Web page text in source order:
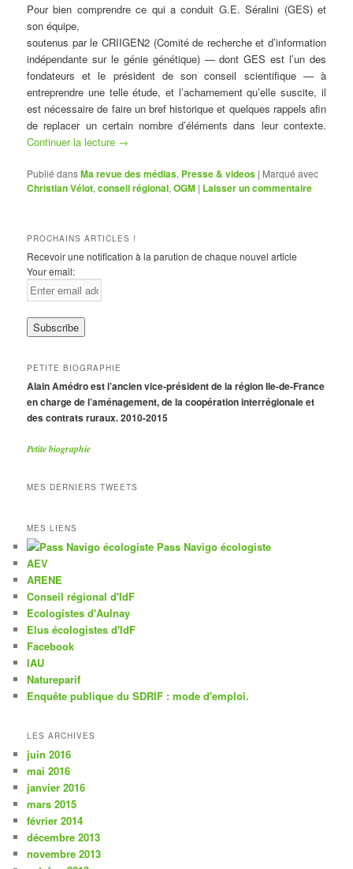
Pour bien comprendre ce qui a conduit G.E. Séralini (GES) et
son équipe,
soutenus par le CRIIGEN2 (Comité de recherche et d’information
indépendante sur le génie génétique) — dont GES est l’un des
fondateurs et le président de son conseil scientifique — à
entreprendre une telle étude, et l’acharnement qu’elle suscite, il
est nécessaire de faire un bref historique et quelques rappels afin
de replacer un certain nombre d’éléments dans leur contexte.
Continuer la lecture →
Publié dansMa revue des médias, Presse & videos | Marqué avec
Christian Vélot,conseil régional,OGM | Laisser un commentaire
PROCHAINS ARTICLES !
Recevoir une notification à la parution de chaque nouvel article
Your email:
PETITE BIOGRAPHIE
Alain Amédro est l’ancien vice-président de la région Ile-de-France
en charge de l’aménagement, de la coopération interrégionale et
des contrats ruraux. 2010-2015
Petite biographie
MES DERNIERS TWEETS
MES LIENS
Pass Navigo écologiste
AEV
ARENE
Conseil régional d'IdF
Ecologistes d'Aulnay
Elus écologistes d'IdF
Facebook
IAU
Natureparif
Enquête publique du SDRIF : mode d'emploi.
LES ARCHIVES
juin 2016
mai 2016
janvier 2016
mars 2015
février 2014
décembre 2013
novembre 2013